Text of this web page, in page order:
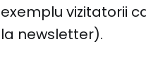
exemplu vizitatorii
la newsletter).